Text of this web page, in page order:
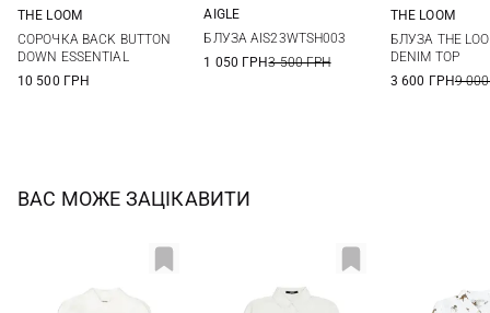
THE LOOM
СОРОЧКА BACK BUTTON
DOWN ESSENTIAL
10 500 ГРН
AIGLE
БЛУЗА AIS23WTSH003
1 050 ГРН3 500 ГРН
THE LOOM
БЛУЗА THE
DENIM TOP
3 600 ГРН9
ВАС МОЖЕ ЗАЦІКАВИТИ